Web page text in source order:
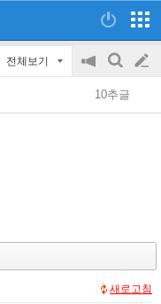
전체보기
공
지
on/off
검
색
글
쓰
10추글
새로고침